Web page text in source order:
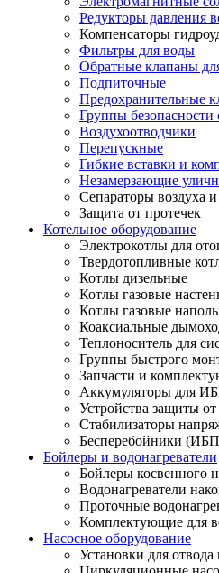
Редукторы давления
Компенсаторы
Фильтры для воды
Обратные клапаны
Подпиточные
Предохранительные
Группы безопасности
Воздухоотводчики
Перепускные
Гибкие вставки и
Незамерзающие
Сепараторы воздуха
Защита от протечек
Котельное оборудование
Электрокотлы для
Твердотопливные
Котлы дизельные
Котлы газовые
Котлы газовые
Коаксиальные
Теплоноситель для
Группы быстрого
Запчасти и
Аккумуляторы для
Устройства защиты
Стабилизаторы
Бесперебойники
Бойлеры и водонагреватели
Бойлеры косвенного
Водонагреватели
Проточные
Комплектующие для
Насосное оборудование
Установки для отвода